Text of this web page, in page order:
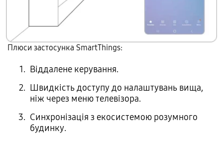
Плюси застосунка SmartThings:
Віддалене керування.
Швидкість доступу до налаштувань вища,
ніж через меню телевізора.
Синхронізація з екосистемою розумного
будинку.